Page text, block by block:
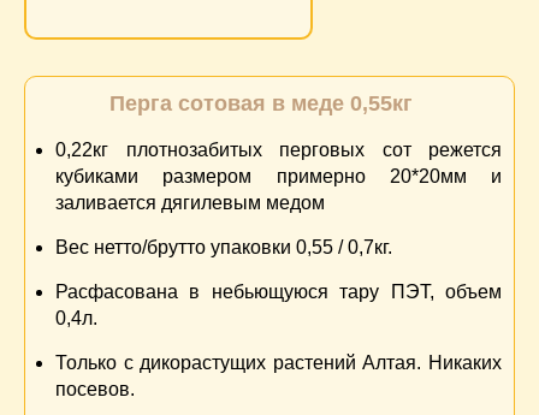
Перга сотовая в меде 0,55кг
0,22кг плотнозабитых перговых сот режется
кубиками размером примерно 20*20мм и
заливается дягилевым медом
Вес нетто/брутто упаковки 0,55 / 0,7кг.
Расфасована в небьющуюся тару ПЭТ, объем
0,4л.
Только с дикорастущих растений Алтая. Никаких
посевов.